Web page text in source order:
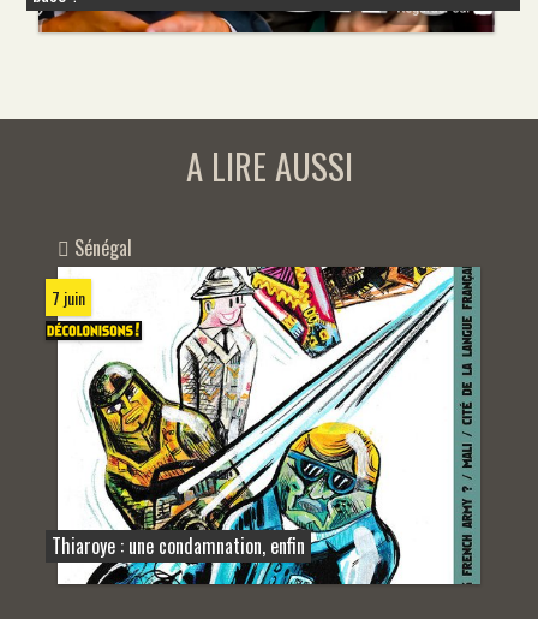
A LIRE AUSSI
Sénégal
7 juin
Thiaroye : une condamnation, enfin